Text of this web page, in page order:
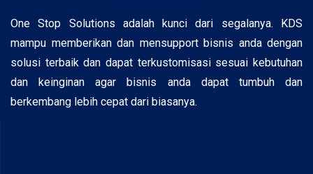
One Stop Solutions adalah kunci dari segalanya. KDS
mampu memberikan dan mensupport bisnis anda dengan
solusi terbaik dan dapat terkustomisasi sesuai kebutuhan
dan keinginan agar bisnis anda dapat tumbuh dan
berkembang lebih cepat dari biasanya.